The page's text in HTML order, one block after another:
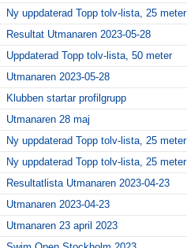
Ny uppdaterad Topp tolv-lista, 25 meter
Resultat Utmanaren 2023-05-28
Uppdaterad Topp tolv-lista, 50 meter
Utmanaren 2023-05-28
Klubben startar profilgrupp
Utmanaren 28 maj
Ny uppdaterad Topp tolv-lista, 25 meter
Ny uppdaterad Topp tolv-lista, 25 meter
Resultatlista Utmanaren 2023-04-23
Utmanaren 2023-04-23
Utmanaren 23 april 2023